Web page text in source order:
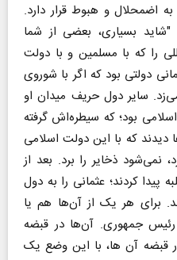
اضمحلال و هبوط قرار دارد.
"شاید بسیاری، بعضی از شما
را که با مسلمین و با دولت
دولتی بود که اگر با شوروی
سایر دول حریف میدان او
بود؛ که سیطره‌اش گرفته
دیدند که با این دولت اسلامی
نمی‌شود ذخایر را برد. بعد از
کردند؛ عثمانی را به دول
برای هر یک از آن‌ها هم یا
رئیس جمهوری. آن‌ها در قبضه
قبضه آن ها، با این وضع یک